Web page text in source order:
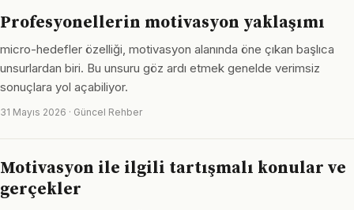
Profesyonellerin motivasyon yaklaşımı
micro-hedefler özelliği, motivasyon alanında öne çıkan başlıca
unsurlardan biri. Bu unsuru göz ardı etmek genelde verimsiz
sonuçlara yol açabiliyor.
31 Mayıs 2026 · Güncel Rehber
Motivasyon ile ilgili tartışmalı konular ve
gerçekler